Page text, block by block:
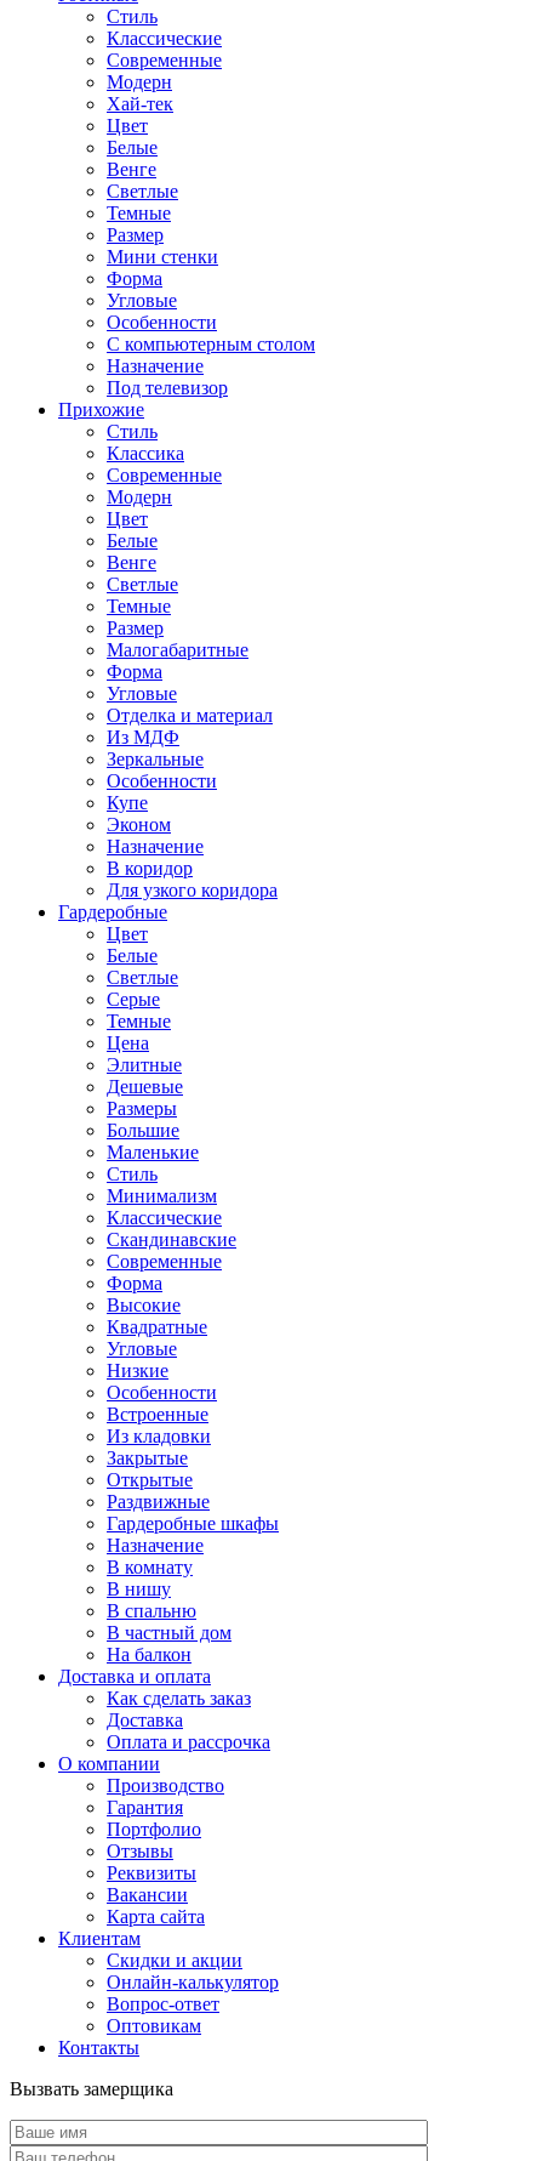
Стиль
Классические
Современные
Модерн
Хай-тек
Цвет
Белые
Венге
Светлые
Темные
Размер
Мини стенки
Форма
Угловые
Особенности
С компьютерным столом
Назначение
Под телевизор
Прихожие
Стиль
Классика
Современные
Модерн
Цвет
Белые
Венге
Светлые
Темные
Размер
Малогабаритные
Форма
Угловые
Отделка и материал
Из МДФ
Зеркальные
Особенности
Купе
Эконом
Назначение
В коридор
Для узкого коридора
Гардеробные
Цвет
Белые
Светлые
Серые
Темные
Цена
Элитные
Дешевые
Размеры
Большие
Маленькие
Стиль
Минимализм
Классические
Скандинавские
Современные
Форма
Высокие
Квадратные
Угловые
Низкие
Особенности
Встроенные
Из кладовки
Закрытые
Открытые
Раздвижные
Гардеробные шкафы
Назначение
В комнату
В нишу
В спальню
В частный дом
На балкон
Доставка и оплата
Как сделать заказ
Доставка
Оплата и рассрочка
О компании
Производство
Гарантия
Портфолио
Отзывы
Реквизиты
Вакансии
Карта сайта
Клиентам
Скидки и акции
Онлайн-калькулятор
Вопрос-ответ
Оптовикам
Контакты
Вызвать замерщика